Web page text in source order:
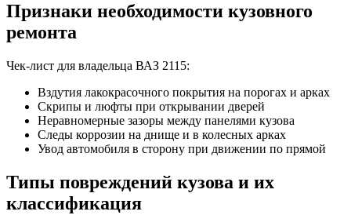
Признаки необходимости кузовного
ремонта
Чек-лист для владельца ВАЗ 2115:
Вздутия лакокрасочного покрытия на порогах и арках
Скрипы и люфты при открывании дверей
Неравномерные зазоры между панелями кузова
Следы коррозии на днище и в колесных арках
Увод автомобиля в сторону при движении по прямой
Типы повреждений кузова и их
классификация